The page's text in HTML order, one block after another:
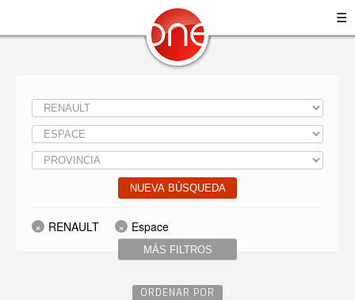
☰
NUEVA BÚSQUEDA
MÁS FILTROS
RENAULT Espace
ORDENAR POR